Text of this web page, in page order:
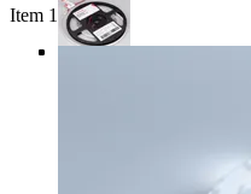
Item 1 of 4